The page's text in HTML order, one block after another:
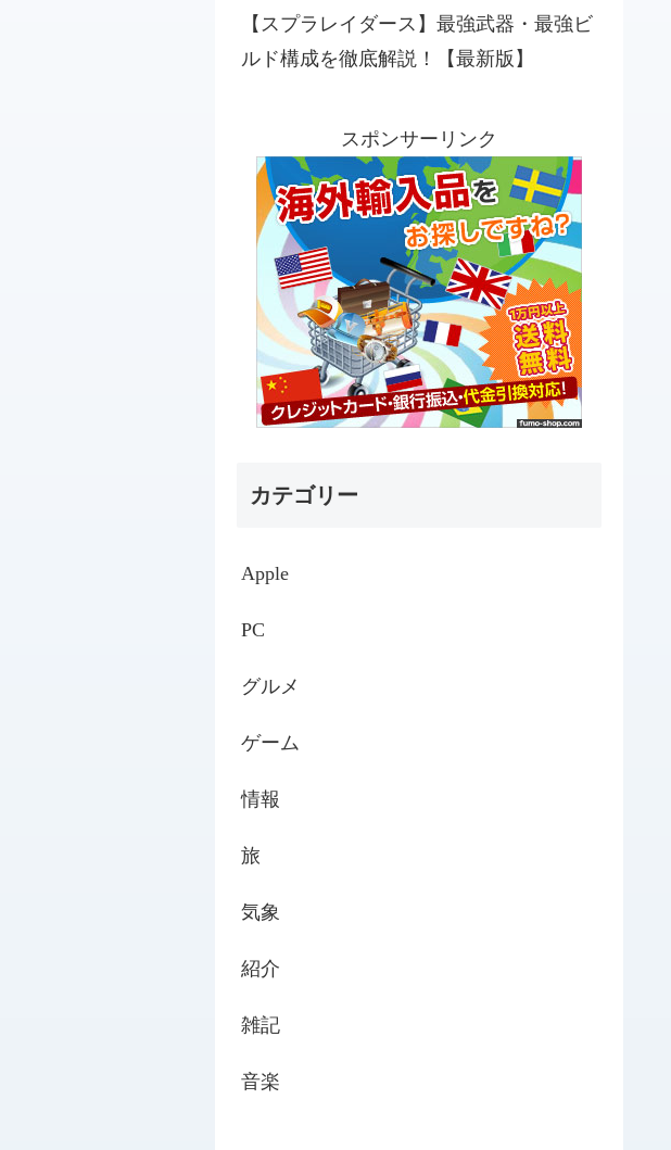
【スプラレイダース】最強武器・最強ビ
ルド構成を徹底解説！【最新版】
スポンサーリンク
カテゴリー
Apple
PC
グルメ
ゲーム
情報
旅
気象
紹介
雑記
音楽